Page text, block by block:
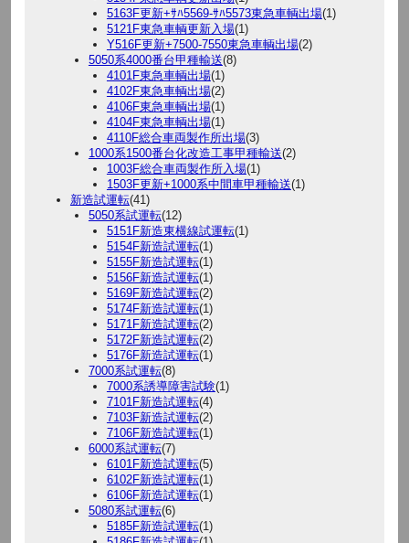
5163F更新+ｻﾊ5569-ｻﾊ5573東急車輌出場(1)
5121F東急車輌更新入場(1)
Y516F更新+7500-7550東急車輌出場(2)
5050系4000番台甲種輸送(8)
4101F東急車輌出場(1)
4102F東急車輌出場(2)
4106F東急車輌出場(1)
4104F東急車輌出場(1)
4110F総合車両製作所出場(3)
1000系1500番台化改造工事甲種輸送(2)
1003F総合車両製作所入場(1)
1503F更新+1000系中間車甲種輸送(1)
新造試運転(41)
5050系試運転(12)
5151F新造東横線試運転(1)
5154F新造試運転(1)
5155F新造試運転(1)
5156F新造試運転(1)
5169F新造試運転(2)
5174F新造試運転(1)
5171F新造試運転(2)
5172F新造試運転(2)
5176F新造試運転(1)
7000系試運転(8)
7000系誘導障害試験(1)
7101F新造試運転(4)
7103F新造試運転(2)
7106F新造試運転(1)
6000系試運転(7)
6101F新造試運転(5)
6102F新造試運転(1)
6106F新造試運転(1)
5080系試運転(6)
5185F新造試運転(1)